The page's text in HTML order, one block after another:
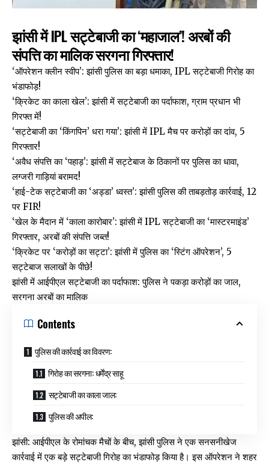
झांसी में IPL सट्टेबाजी का ‘महाजाल’! अरबों की
संपत्ति का मालिक सरगना गिरफ्तार!
‘ऑपरेशन क्लीन स्वीप’: झांसी पुलिस का बड़ा धमाका, IPL सट्टेबाजी गिरोह का
भंडाफोड़!
‘क्रिकेट का काला खेल’: झांसी में सट्टेबाजी का पर्दाफाश, ग्राम प्रधान भी
गिरफ्त में!
‘सट्टेबाजी का ‘किंगपिन’ धरा गया’: झांसी में IPL मैच पर करोड़ों का दांव, 5
गिरफ्तार!
‘अवैध संपत्ति का ‘पहाड़’: झांसी में सट्टेबाज के ठिकानों पर पुलिस का धावा,
लग्जरी गाड़ियां बरामद!
‘हाई-टेक सट्टेबाजी का ‘अड्डा’ ध्वस्त’: झांसी पुलिस की ताबड़तोड़ कार्रवाई, 12
पर FIR!
‘खेल के मैदान में ‘काला कारोबार’: झांसी में IPL सट्टेबाजी का ‘मास्टरमाइंड’
गिरफ्तार, अरबों की संपत्ति जब्त!
‘क्रिकेट पर ‘करोड़ों का सट्टा’: झांसी में पुलिस का ‘स्टिंग ऑपरेशन’, 5
सट्टेबाज सलाखों के पीछे!
झांसी में आईपीएल सट्टेबाजी का पर्दाफाश: पुलिस ने पकड़ा करोड़ों का जाल,
सरगना अरबों का मालिक
Contents
पुलिस की कार्रवाई का विवरण:
गिरोह का सरगना: धर्मेंद्र साहू
सट्टेबाजी का काला जाल:
पुलिस की अपील:
झांसी: आईपीएल के रोमांचक मैचों के बीच, झांसी पुलिस ने एक सनसनीखेज
कार्रवाई में एक बड़े सट्टेबाजी गिरोह का भंडाफोड़ किया है। इस ऑपरेशन ने शहर